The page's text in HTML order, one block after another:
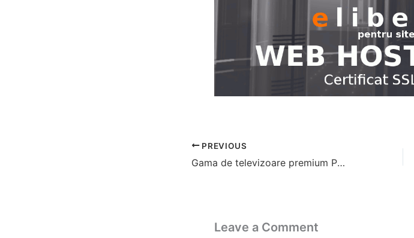
PREVIOUS
Gama de televizoare premium Philips TV se mărește cu două noi serii OLED+
Leave a Comment